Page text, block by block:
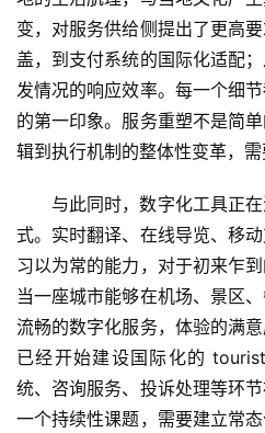
变，对服务供给侧提出了更高
盖，到支付系统的国际化适配
发情况的响应效率。每一个细
的第一印象。服务重塑不是简
辑到执行机制的整体性变革，需
与此同时，数字化工具正
式。实时翻译、在线导览、移
习以为常的能力，对于初来乍
当一座城市能够在机场、景区
流畅的数字化服务，体验的满
已经开始建设国际化的
统、咨询服务、投诉处理等环
一个持续性课题，需要建立常